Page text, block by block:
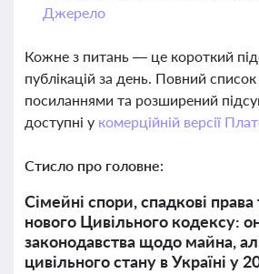
Джерело
Кожне з питань — це короткий
публікацій за день. Повний
посиланнями та розширений
доступні у комерційній версії
Стисло про головне:
Сімейні спори, спадкові
нового Цивільного кодексу:
законодавства щодо майна,
цивільного стану в Україні у